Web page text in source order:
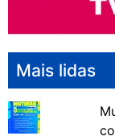
Mais lidas